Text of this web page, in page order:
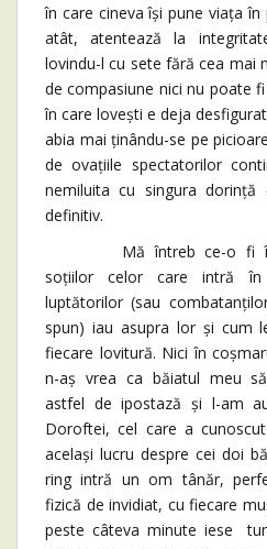
în care cineva își pune viața
atât, atentează la
lovindu-l cu sete fără cea mai
de compasiune nici nu poate
în care lovești e deja
abia mai ținându-se pe
de ovațiile spectatorilor
nemiluita cu singura
definitiv.
Mă întreb ce-o fi în
soțiilor celor care intră
luptătorilor (sau
spun) iau asupra lor și cum
fiecare lovitură. Nici în
n-aș vrea ca băiatul meu
astfel de ipostază și l-am
Doroftei, cel care a
același lucru despre cei doi
ring intră un om tânăr,
fizică de invidiat, cu fiecare
peste câteva minute iese